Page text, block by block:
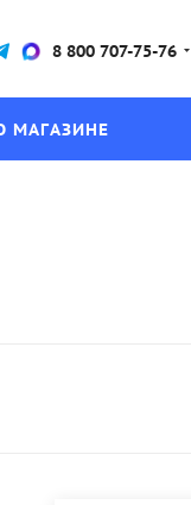
8 800 707-75-76
МАГАЗИНЕ